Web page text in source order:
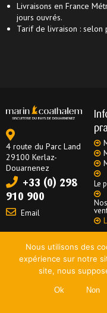
Livraisons en France
jours ouvrés.
Tarif de livraison : selon
4 route du Parc Land
29100 Kerlaz-
Douarnenez
+33 (0) 298
910 900
Email
Le
Mentions légales |
Copyright
Nous utilisons des
expérience sur notre
site, nous
Ok Non